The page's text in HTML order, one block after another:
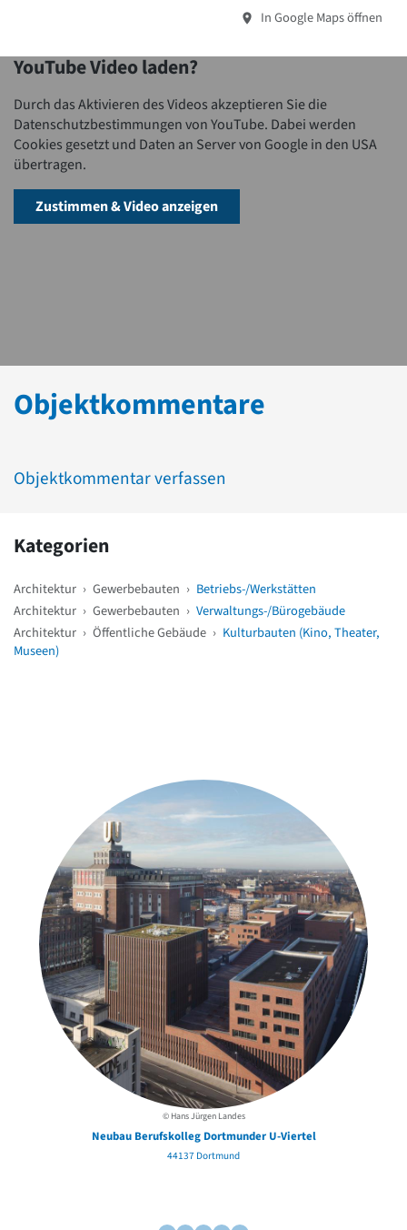
In Google Maps öffnen
YouTube Video laden?
Durch das Aktivieren des Videos akzeptieren Sie die
Datenschutzbestimmungen von YouTube. Dabei werden
Cookies gesetzt und Daten an Server von Google in den USA
übertragen.
Zustimmen & Video anzeigen
Objektkommentare
Objektkommentar verfassen
Kategorien
Architektur › Gewerbebauten › Betriebs-/Werkstätten
Architektur › Gewerbebauten › Verwaltungs-/Bürogebäude
Architektur › Öffentliche Gebäude › Kulturbauten (Kino, Theater,
Museen)
© Hans Jürgen Landes
Neubau Berufskolleg Dortmunder U-Viertel
44137 Dortmund